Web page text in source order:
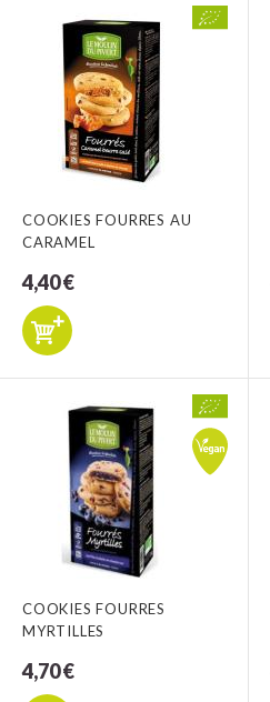
COOKIES FOURRES AU
CARAMEL
4,40 €
COOKIES FOURRES
MYRTILLES
4,70 €